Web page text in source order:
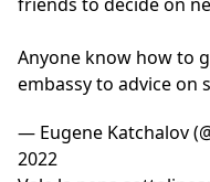
Anyone know how to
embassy to advice on
— Eugene Katchalov
2022